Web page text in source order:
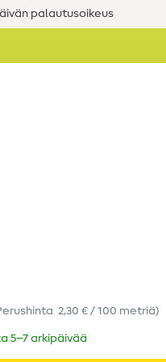
palautusoikeus
2,30 € / 100 metriä)
5–7 arkipäivää